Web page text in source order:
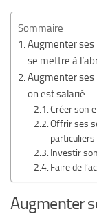
Sommaire
Augmenter ses
se mettre à
Augmenter ses
on est salarié
Créer son
Offrir ses
particuliers
Investir
Faire de
Augmenter